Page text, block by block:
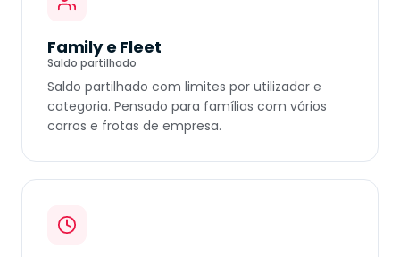
Family e Fleet
Saldo partilhado
Saldo partilhado com limites por utilizador e
categoria. Pensado para famílias com vários
carros e frotas de empresa.